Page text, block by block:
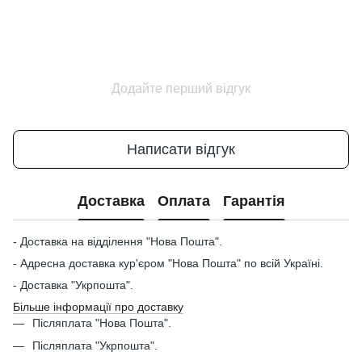
Додайте перший відгук
Написати відгук
Доставка Оплата Гарантія
- Доставка на відділення "Нова Пошта".
- Адресна доставка кур'єром "Нова Пошта" по всій Україні.
- Доставка "Укрпошта".
Більше інформації про доставку
Післяплата "Нова Пошта".
Післяплата "Укрпошта".